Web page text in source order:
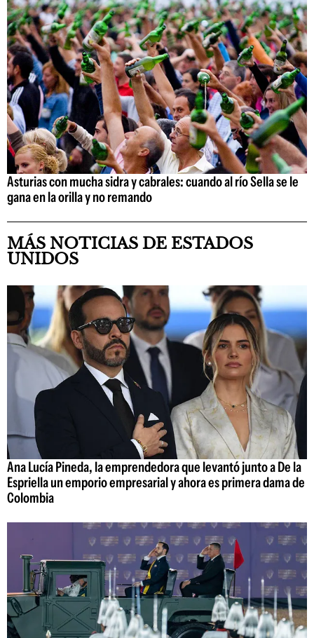
Asturias con mucha sidra y cabrales: cuando al río Sella se le
gana en la orilla y no remando
MÁS NOTICIAS DE ESTADOS
UNIDOS
Ana Lucía Pineda, la emprendedora que levantó junto a De la
Espriella un emporio empresarial y ahora es primera dama de
Colombia